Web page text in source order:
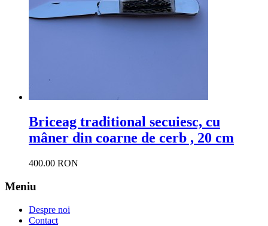
Briceag traditional secuiesc, cu
mâner din coarne de cerb , 20 cm
400.00 RON
Meniu
Despre noi
Contact